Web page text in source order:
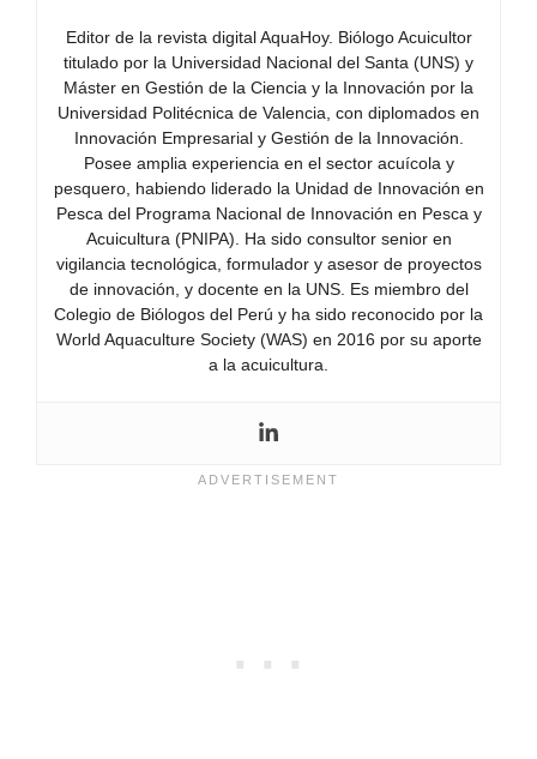
Editor de la revista digital AquaHoy. Biólogo Acuicultor
titulado por la Universidad Nacional del Santa (UNS) y
Máster en Gestión de la Ciencia y la Innovación por la
Universidad Politécnica de Valencia, con diplomados en
Innovación Empresarial y Gestión de la Innovación.
Posee amplia experiencia en el sector acuícola y
pesquero, habiendo liderado la Unidad de Innovación en
Pesca del Programa Nacional de Innovación en Pesca y
Acuicultura (PNIPA). Ha sido consultor senior en
vigilancia tecnológica, formulador y asesor de proyectos
de innovación, y docente en la UNS. Es miembro del
Colegio de Biólogos del Perú y ha sido reconocido por la
World Aquaculture Society (WAS) en 2016 por su aporte
a la acuicultura.